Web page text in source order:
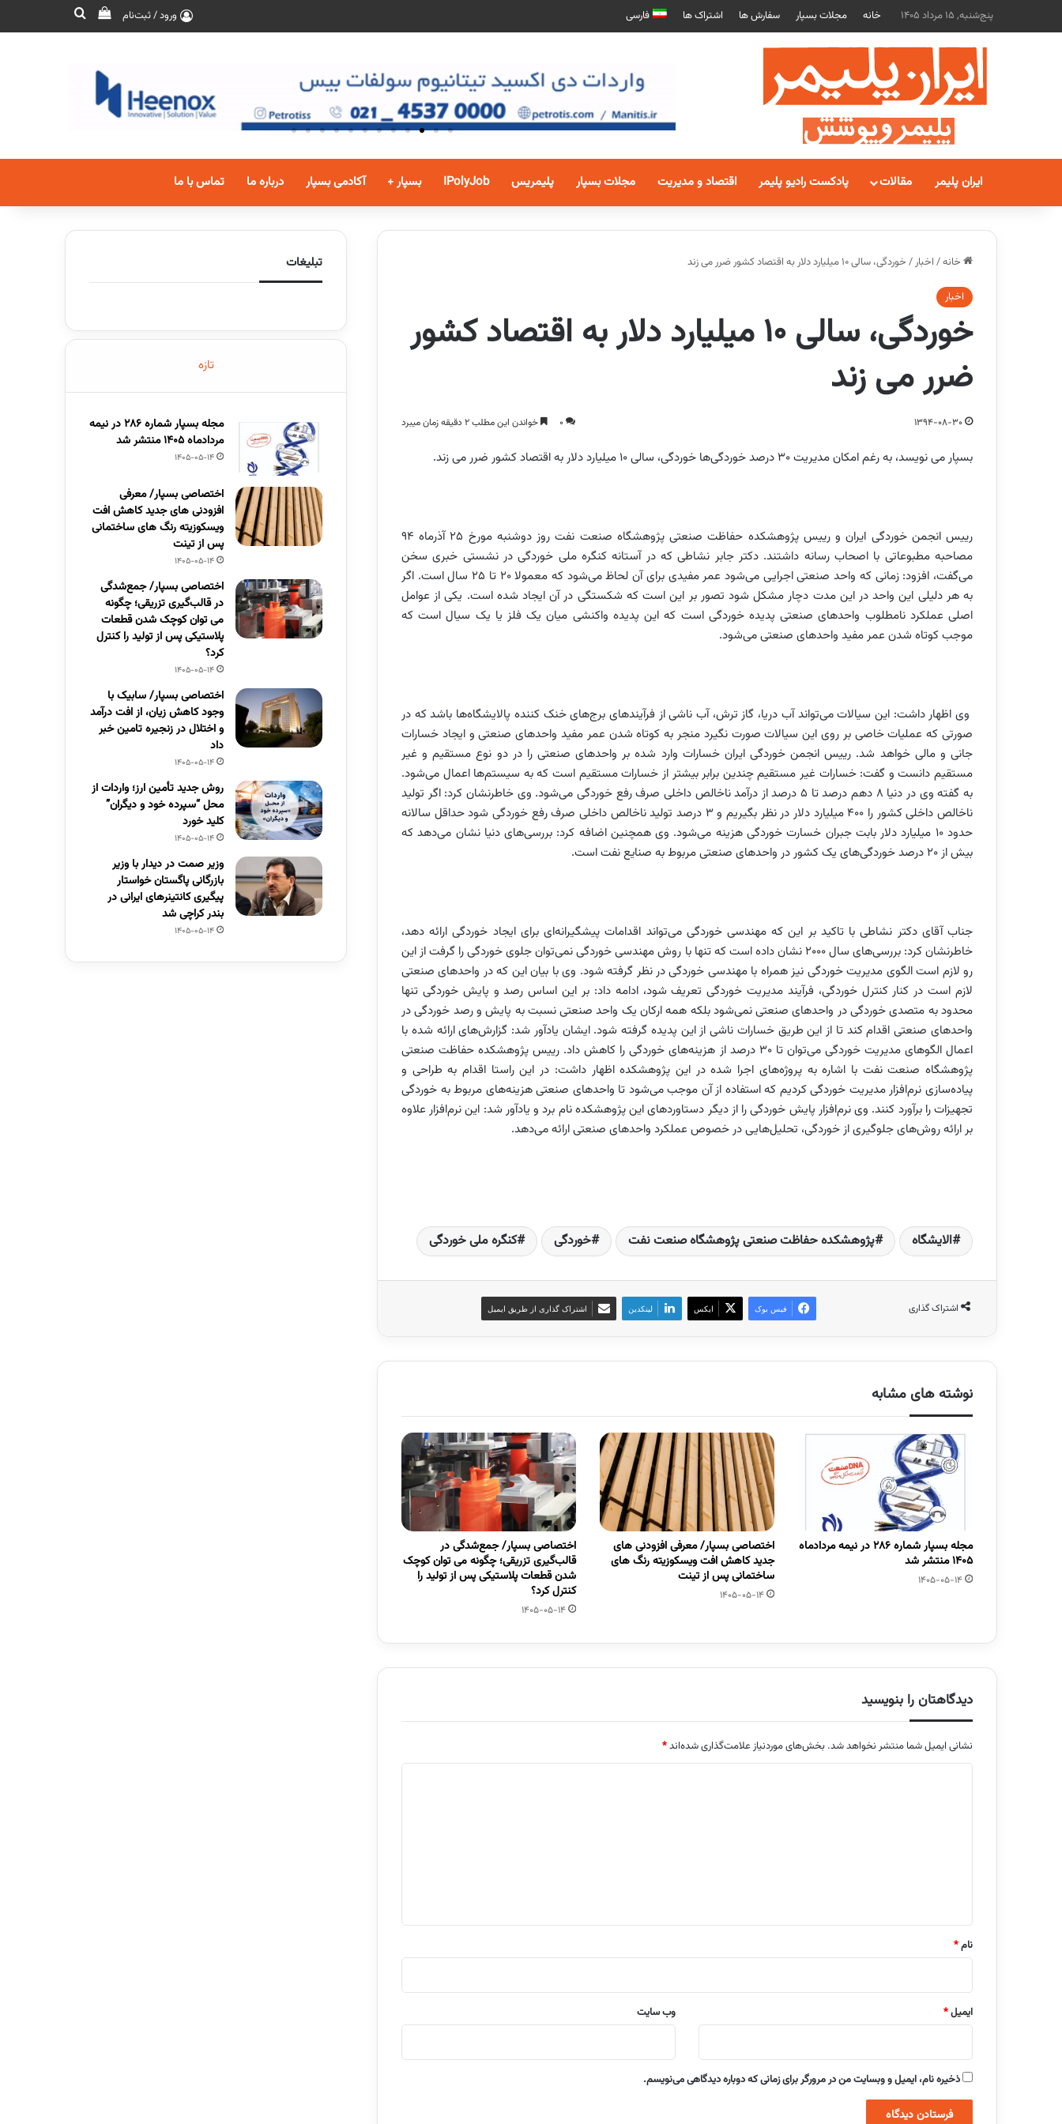
پنج‌شنبه, 15 مرداد 1405 خانه مجلات بسپار سفارش ها اشتراک ها فارسی ورود / ثبت‌نام
ایران پلیمر مقالات پادکست رادیو پلیمر اقتصاد و مدیریت مجلات بسپار پلیمریس IPolyJob بسپار + آکادمی بسپار درباره ما تماس با ما
خانه/ اخبار/ خوردگی، سالی 10 میلیارد دلار به اقتصاد کشور ضرر می زند
اخبار
خوردگی، سالی 10 میلیارد دلار به اقتصاد کشور
ضرر می زند
1394-08-30
0 خواندن این مطلب 2 دقیقه زمان میبرد
بسپار می نویسد، به رغم امکان مدیریت 30 درصد خوردگی‌ها خوردگی، سالی 10 میلیارد دلار به اقتصاد کشور ضرر می زند.
رییس انجمن خوردگی ایران و رییس پژوهشکده حفاظت صنعتی پژوهشگاه صنعت نفت روز دوشنبه مورخ 25 آذرماه 94
مصاحبه مطبوعاتی با اصحاب رسانه داشتند. دکتر جابر نشاطی که در آستانه کنگره ملی خوردگی در نشستی خبری سخن
می‌گفت، افزود: زمانی که واحد صنعتی اجرایی می‌شود عمر مفیدی برای آن لحاظ می‌شود که معمولا 20 تا 25 سال است. اگر
به هر دلیلی این واحد در این مدت دچار مشکل شود تصور بر این است که شکستگی در آن ایجاد شده است. یکی از عوامل
اصلی عملکرد نامطلوب واحدهای صنعتی پدیده خوردگی است که این پدیده واکنشی میان یک فلز یا یک سیال است که
موجب کوتاه شدن عمر مفید واحدهای صنعتی می‌شود.
وی اظهار داشت: این سیالات می‌تواند آب دریا، گاز ترش، آب ناشی از فرآیندهای برج‌های خنک کننده پالایشگاه‌ها باشد که در
صورتی که عملیات خاصی بر روی این سیالات صورت نگیرد منجر به کوتاه شدن عمر مفید واحدهای صنعتی و ایجاد خسارات
جانی و مالی خواهد شد. رییس انجمن خوردگی ایران خسارات وارد شده بر واحدهای صنعتی را در دو نوع مستقیم و غیر
مستقیم دانست و گفت: خسارات غیر مستقیم چندین برابر بیشتر از خسارات مستقیم است که به سیستم‌ها اعمال می‌شود.
به گفته وی در دنیا 8 دهم درصد تا 5 درصد از درآمد ناخالص داخلی صرف رفع خوردگی می‌شود. وی خاطرنشان کرد: اگر تولید
ناخالص داخلی کشور را 400 میلیارد دلار در نظر بگیریم و 3 درصد تولید ناخالص داخلی صرف رفع خوردگی شود حداقل سالانه
حدود 10 میلیارد دلار بابت جبران خسارت خوردگی هزینه می‌شود. وی همچنین اضافه کرد: بررسی‌های دنیا نشان می‌دهد که
بیش از 20 درصد خوردگی‌های یک کشور در واحدهای صنعتی مربوط به صنایع نفت است.
جناب آقای دکتر نشاطی با تاکید بر این که مهندسی خوردگی می‌تواند اقدامات پیشگیرانه‌ای برای ایجاد خوردگی ارائه دهد،
خاطرنشان کرد: بررسی‌های سال 2000 نشان داده است که تنها با روش مهندسی خوردگی نمی‌توان جلوی خوردگی را گرفت از این
رو لازم است الگوی مدیریت خوردگی نیز همراه با مهندسی خوردگی در نظر گرفته شود. وی با بیان این که در واحدهای صنعتی
لازم است در کنار کنترل خوردگی، فرآیند مدیریت خوردگی تعریف شود، ادامه داد: بر این اساس رصد و پایش خوردگی تنها
محدود به متصدی خوردگی در واحدهای صنعتی نمی‌شود بلکه همه ارکان یک واحد صنعتی نسبت به پایش و رصد خوردگی در
واحدهای صنعتی اقدام کند تا از این طریق خسارات ناشی از این پدیده گرفته شود. ایشان یادآور شد: گزارش‌های ارائه شده با
اعمال الگوهای مدیریت خوردگی می‌توان تا 30 درصد از هزینه‌های خوردگی را کاهش داد. رییس پژوهشکده حفاظت صنعتی
پژوهشگاه صنعت نفت با اشاره به پروژه‌های اجرا شده در این پژوهشکده اظهار داشت: در این راستا اقدام به طراحی و
پیاده‌سازی نرم‌افزار مدیریت خوردگی کردیم که استفاده از آن موجب می‌شود تا واحدهای صنعتی هزینه‌های مربوط به خوردگی
تجهیزات را برآورد کنند. وی نرم‌افزار پایش خوردگی را از دیگر دستاوردهای این پژوهشکده نام برد و یادآور شد: این نرم‌افزار علاوه
بر ارائه روش‌های جلوگیری از خوردگی، تحلیل‌هایی در خصوص عملکرد واحدهای صنعتی ارائه می‌دهد.
الایشگاه پژوهشکده حفاظت صنعتی پژوهشگاه صنعت نفت خوردگی کنگره ملی خوردگی
اشتراک گذاری فیس بوک ایکس لینکدین اشتراک گذاری از طریق ایمیل
نوشته های مشابه
مجله بسپار شماره 286 در نیمه مردادماه
1405 منتشر شد
1405-05-14
اختصاصی بسپار/ معرفی افزودنی های
جدید کاهش افت ویسکوزیته رنگ های
ساختمانی پس از تینت
1405-05-14
اختصاصی بسپار/ جمع‌شدگی در
قالب‌گیری تزریقی؛ چگونه می توان کوچک
شدن قطعات پلاستیکی پس از تولید را
کنترل کرد؟
1405-05-14
دیدگاهتان را بنویسید
نشانی ایمیل شما منتشر نخواهد شد. بخش‌های موردنیاز علامت‌گذاری شده‌اند*
نام*
ایمیل* وب‌ سایت
ذخیره نام، ایمیل و وبسایت من در مرورگر برای زمانی که دوباره دیدگاهی می‌نویسم.
تبلیغات
تازه
مجله بسپار شماره 286 در نیمه
مردادماه 1405 منتشر شد
1405-05-14
اختصاصی بسپار/ معرفی
افزودنی های جدید کاهش افت
ویسکوزیته رنگ های ساختمانی
پس از تینت
1405-05-14
اختصاصی بسپار/ جمع‌شدگی
در قالب‌گیری تزریقی؛ چگونه
می توان کوچک شدن قطعات
پلاستیکی پس از تولید را کنترل
کرد؟
1405-05-14
اختصاصی بسپار/ سابیک با
وجود کاهش زیان، از افت درآمد
و اختلال در زنجیره تامین خبر
داد
1405-05-14
روش جدید تأمین ارز؛ واردات از
محل “سپرده خود و دیگران”
کلید خورد
1405-05-14
وزیر صمت در دیدار با وزیر
بازرگانی پاگستان خواستار
پیگیری کانتینرهای ایرانی در
بندر کراچی شد
1405-05-14